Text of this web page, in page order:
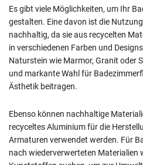
Es gibt viele Möglichkeiten, um Ihr
gestalten. Eine davon ist die
nachhaltig, da sie aus recycelten
in verschiedenen Farben und
Naturstein wie Marmor, Granit oder
und markante Wahl für
Ästhetik beitragen.
Ebenso können nachhaltige
recyceltes Aluminium für die
Armaturen verwendet werden. Für
nach wiederverwerteten Materialien